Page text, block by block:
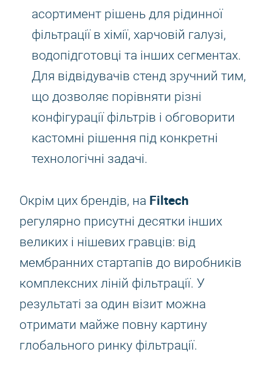
асортимент рішень для рідинної
фільтрації в хімії, харчовій галузі,
водопідготовці та інших сегментах.
Для відвідувачів стенд зручний тим,
що дозволяє порівняти різні
конфігурації фільтрів і обговорити
кастомні рішення під конкретні
технологічні задачі.
Окрім цих брендів, на Filtech
регулярно присутні десятки інших
великих і нішевих гравців: від
мембранних стартапів до виробників
комплексних ліній фільтрації. У
результаті за один візит можна
отримати майже повну картину
глобального ринку фільтрації.